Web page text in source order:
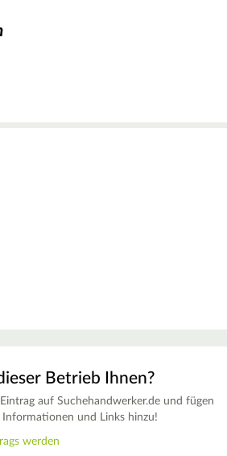
Betrieb Ihnen?
auf Suchehandwerker.de und fügen
Informationen und Links hinzu!
werden